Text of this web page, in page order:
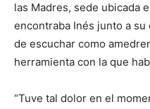
las Madres, sede ubicada
encontraba Inés junto a
de escuchar como
herramienta con la que
“Tuve tal dolor en el